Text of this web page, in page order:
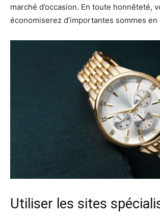
marché d’occasion. En toute honnêteté,
économiserez d’importantes sommes
Utiliser les sites